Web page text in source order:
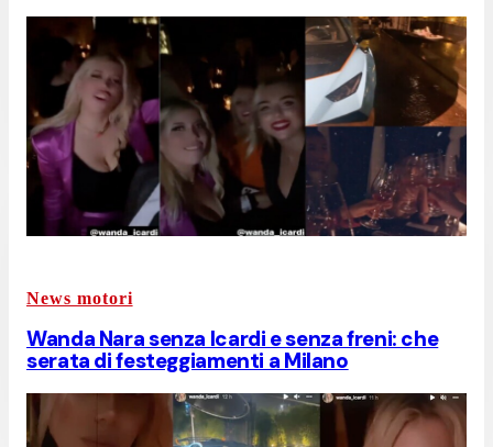
News motori
Wanda Nara senza Icardi e senza freni: che
serata di festeggiamenti a Milano